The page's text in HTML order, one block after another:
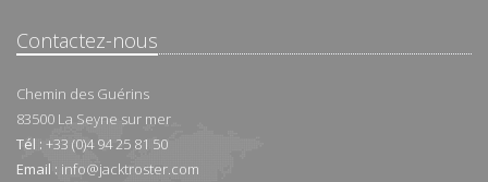
Contactez-nous
Chemin des Guérins
83500 La Seyne sur mer
Tél : +33 (0)4 94 25 81 50
Email : info@jacktroster.com